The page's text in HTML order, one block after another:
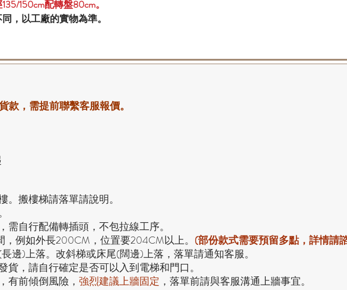
150cm配轉盤80cm。
，以工廠的實物為準。
款，需提前聯繫客服報價。
搬樓梯請落單請說明。
需自行配備轉插頭，不包拉線工序。
例如外長200CM，位置要204CM以上。 (部份款式需要預留多點，詳情請
邊)上落。改斜梯或床尾(闊邊)上落，落單請通知客服。
貨，請自行確定是否可以入到電梯和門口。
有前傾倒風險， 強烈建議上牆固定 ，落單前請與客服溝通上牆事宜。